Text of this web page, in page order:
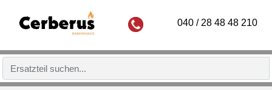
040 / 28 48 48 210